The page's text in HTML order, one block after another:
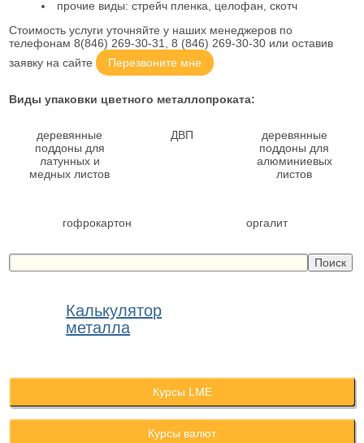
Калькулятор
металла
Курсы LME
Курсы валют
прочие виды: стрейч пленка, целофан, скотч
Стоимость услуги уточняйте у наших менеджеров по
телефонам 8(846) 269-30-31, 8 (846) 269-30-30 или оставив
заявку на сайте
Перезвоните мне
Виды упаковки цветного металлопроката:
деревянные
поддоны для
латунных и
медных листов
ДВП
деревянные
поддоны для
алюминиевых
листов
гофрокартон оргалит